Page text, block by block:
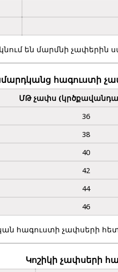
են մարմնի չափերին
հագուստի
ՄԹ չափս
36
38
40
42
44
46
հագուստի չափսերի
Կոշիկի չափսերի